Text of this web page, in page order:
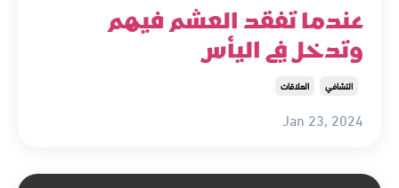
عندما تفقد العشم فيهم
وتدخل في اليأس
التشافي العلاقات
Jan 23, 2024